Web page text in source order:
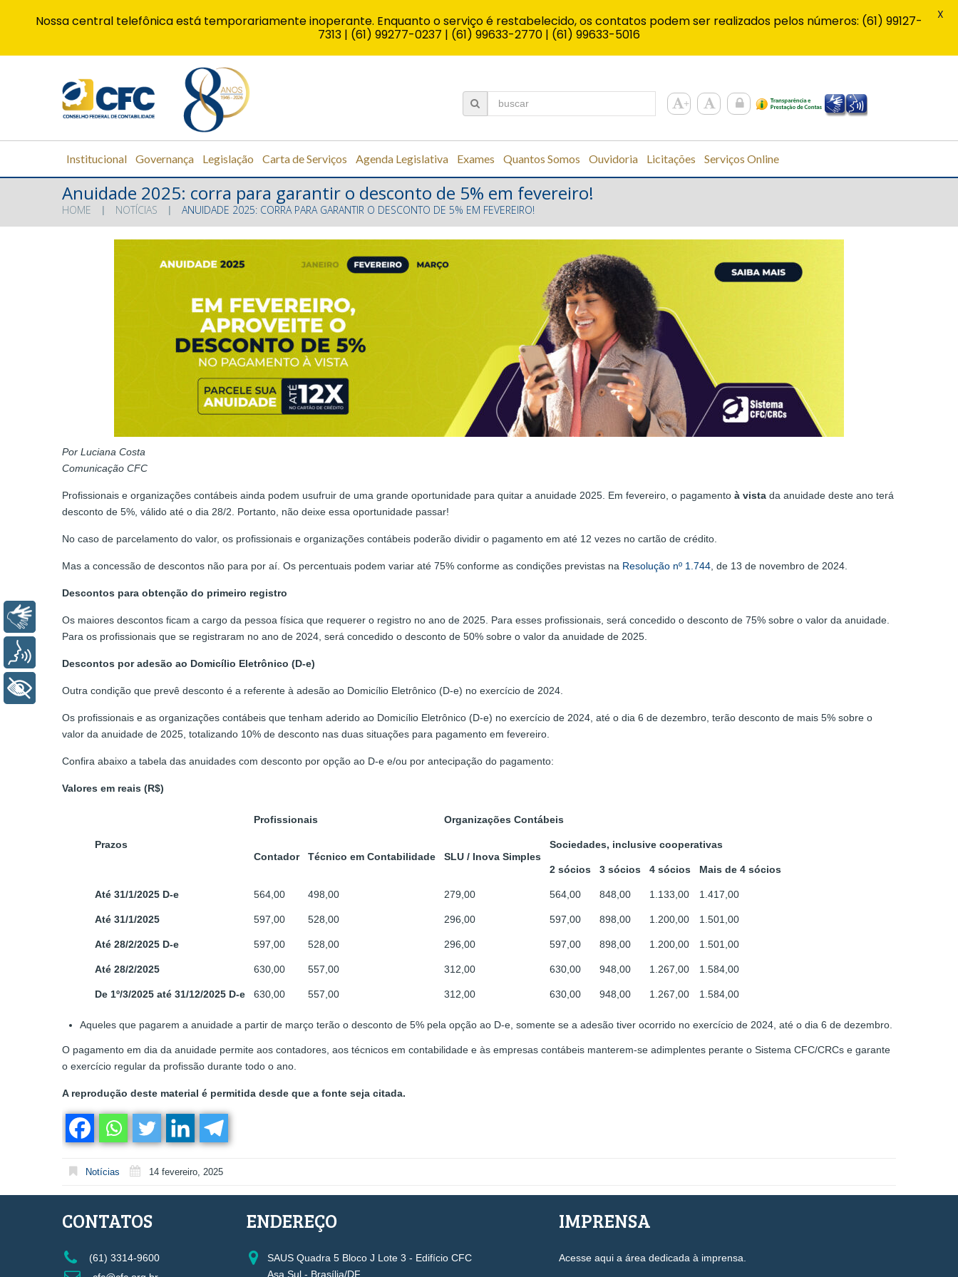
Institucional Governança Legislação Carta de Serviços Agenda Legislativa Exames Quantos Somos Ouvidoria Licitações Serviços Online
Anuidade 2025: corra para garantir o desconto de 5% em fevereiro!
HOME NOTÍCIAS ANUIDADE 2025: CORRA PARA GARANTIR O DESCONTO DE 5% EM FEVEREIRO!
Por Luciana Costa
Comunicação CFC
Profissionais e organizações contábeis ainda podem usufruir de uma grande oportunidade para quitar a anuidade 2025. Em fevereiro, o pagamento à vista da anuidade deste ano terá
desconto de 5%, válido até o dia 28/2. Portanto, não deixe essa oportunidade passar!
No caso de parcelamento do valor, os profissionais e organizações contábeis poderão dividir o pagamento em até 12 vezes no cartão de crédito.
Mas a concessão de descontos não para por aí. Os percentuais podem variar até 75% conforme as condições previstas na Resolução nº 1.744, de 13 de novembro de 2024.
Descontos para obtenção do primeiro registro
Os maiores descontos ficam a cargo da pessoa física que requerer o registro no ano de 2025. Para esses profissionais, será concedido o desconto de 75% sobre o valor da anuidade.
Para os profissionais que se registraram no ano de 2024, será concedido o desconto de 50% sobre o valor da anuidade de 2025.
Descontos por adesão ao Domicílio Eletrônico (D-e)
Outra condição que prevê desconto é a referente à adesão ao Domicílio Eletrônico (D-e) no exercício de 2024.
Os profissionais e as organizações contábeis que tenham aderido ao Domicílio Eletrônico (D-e) no exercício de 2024, até o dia 6 de dezembro, terão desconto de mais 5% sobre o
valor da anuidade de 2025, totalizando 10% de desconto nas duas situações para pagamento em fevereiro.
Confira abaixo a tabela das anuidades com desconto por opção ao D-e e/ou por antecipação do pagamento:
Valores em reais (R$)
Prazos
Profissionais Organizações Contábeis
Contador Técnico em Contabilidade SLU / Inova Simples
Sociedades, inclusive cooperativas
2 sócios 3 sócios 4 sócios Mais de 4 sócios
Até 31/1/2025 D-e 564,00 498,00 279,00 564,00 848,00 1.133,00 1.417,00
Até 31/1/2025 597,00 528,00 296,00 597,00 898,00 1.200,00 1.501,00
Até 28/2/2025 D-e 597,00 528,00 296,00 597,00 898,00 1.200,00 1.501,00
Até 28/2/2025 630,00 557,00 312,00 630,00 948,00 1.267,00 1.584,00
De 1º/3/2025 até 31/12/2025 D-e 630,00 557,00 312,00 630,00 948,00 1.267,00 1.584,00
Aqueles que pagarem a anuidade a partir de março terão o desconto de 5% pela opção ao D-e, somente se a adesão tiver ocorrido no exercício de 2024, até o dia 6 de dezembro.
O pagamento em dia da anuidade permite aos contadores, aos técnicos em contabilidade e às empresas contábeis manterem-se adimplentes perante o Sistema CFC/CRCs e garante
o exercício regular da profissão durante todo o ano.
A reprodução deste material é permitida desde que a fonte seja citada.
Notícias 14 fevereiro, 2025
CONTATOS
(61) 3314-9600
ENDEREÇO
SAUS Quadra 5 Bloco J Lote 3 - Edifício CFC
Asa Sul - Brasília/DF
IMPRENSA
Acesse aqui a área dedicada à imprensa.
Nossa central telefônica está temporariamente inoperante. Enquanto o serviço é restabelecido, os contatos podem ser realizados pelos números: (61) 99127-
7313 | (61) 99277-0237 | (61) 99633-2770 | (61) 99633-5016
X
Libras
+ Acessibilidade